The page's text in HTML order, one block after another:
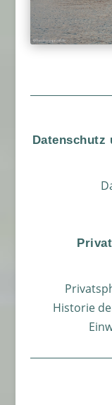
Datenschutz
Historie